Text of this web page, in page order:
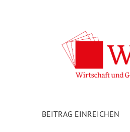
BEITRAG EINREICHEN